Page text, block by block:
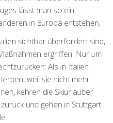
lässt man so ein
in Europa entstehen.
sichtbar überfordert sind,
ergriffen. Nur um
Als in Italien
weil sie nicht mehr
kehren die Skiurlauber
und gehen in Stuttgart